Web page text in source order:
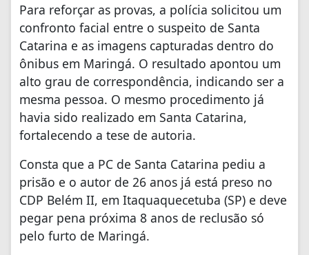
Para reforçar as provas, a polícia solicitou um
confronto facial entre o suspeito de Santa
Catarina e as imagens capturadas dentro do
ônibus em Maringá. O resultado apontou um
alto grau de correspondência, indicando ser a
mesma pessoa. O mesmo procedimento já
havia sido realizado em Santa Catarina,
fortalecendo a tese de autoria.
Consta que a PC de Santa Catarina pediu a
prisão e o autor de 26 anos já está preso no
CDP Belém II, em Itaquaquecetuba (SP) e deve
pegar pena próxima 8 anos de reclusão só
pelo furto de Maringá.